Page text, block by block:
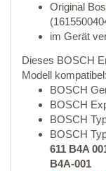
Original
im Gerät
Dieses BOSCH
Modell kompatibel:
BOSCH
BOSCH
BOSCH
BOSCH
611 B4A
B4A-001